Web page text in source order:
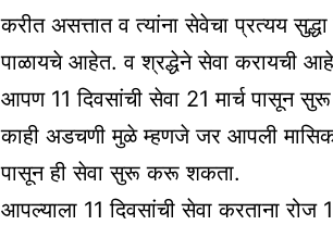
करीत असत्तात व त्यांना सेवेचा प्रत्यय
पाळायचे आहेत. व श्रद्धेने सेवा करायची
आपण 11 दिवसांची सेवा 21 मार्च पासून
काही अडचणी मुळे म्हणजे जर आपली
पासून ही सेवा सुरू करू शकता.
आपल्याला 11 दिवसांची सेवा करताना रोज